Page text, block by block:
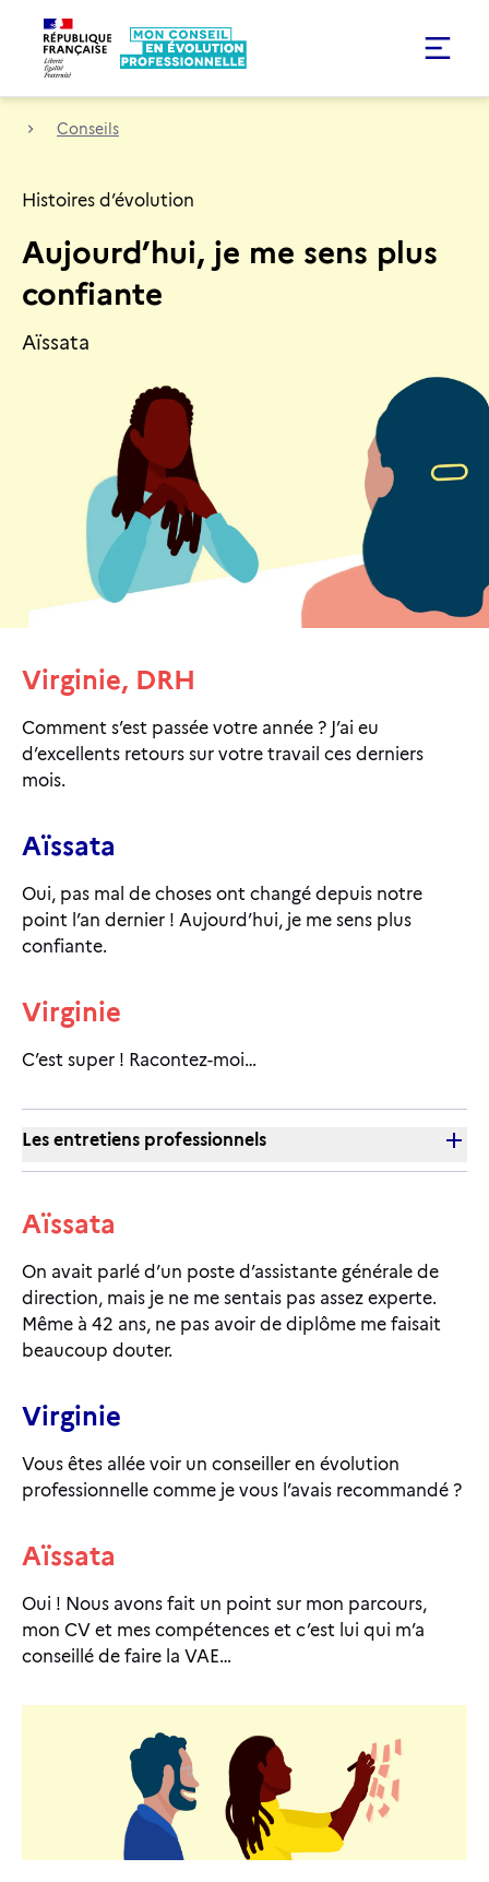
Conseils
Histoires d’évolution
Aujourd’hui, je me sens plus
confiante
Aïssata
Virginie, DRH
Comment s’est passée votre année ? J’ai eu
d’excellents retours sur votre travail ces derniers
mois.
Aïssata
Oui, pas mal de choses ont changé depuis notre
point l’an dernier ! Aujourd’hui, je me sens plus
confiante.
Virginie
C’est super ! Racontez-moi…
Les entretiens professionnels
Aïssata
On avait parlé d’un poste d’assistante générale de
direction, mais je ne me sentais pas assez experte.
Même à 42 ans, ne pas avoir de diplôme me faisait
beaucoup douter.
Virginie
Vous êtes allée voir un conseiller en évolution
professionnelle comme je vous l’avais recommandé ?
Aïssata
Oui ! Nous avons fait un point sur mon parcours,
mon CV et mes compétences et c’est lui qui m’a
conseillé de faire la VAE…